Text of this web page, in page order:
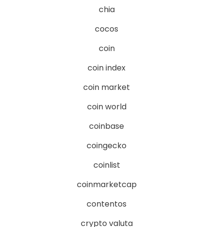
chia
cocos
coin
coin index
coin market
coin world
coinbase
coingecko
coinlist
coinmarketcap
contentos
crypto valuta